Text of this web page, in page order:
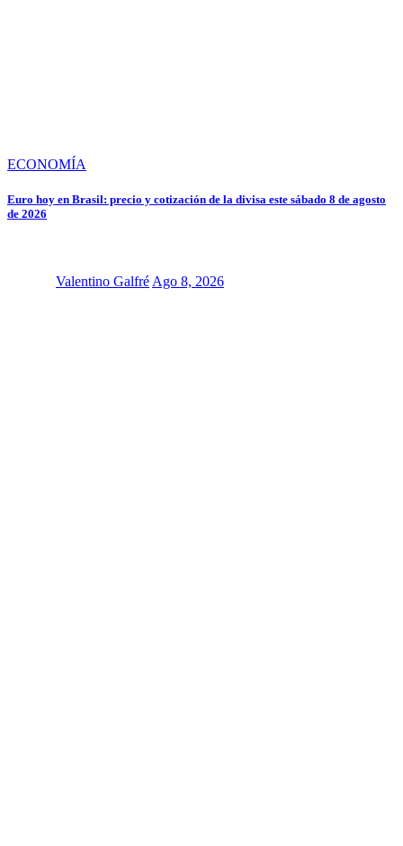
ECONOMÍA
Euro hoy en Brasil: precio y cotización de la divisa este sábado 8 de agosto
de 2026
Valentino GalfréAgo 8, 2026